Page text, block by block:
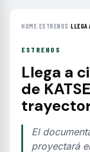
HOME›ESTRENOS ›LLEGA
ESTRENOS
Llega a
de
El
proyectará